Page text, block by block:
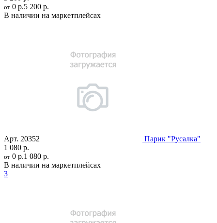
от 0 р.5 200 р.
В наличии на маркетплейсах
Арт. 20352
Парик "Русалка"
1 080 р.
от 0 р.1 080 р.
В наличии на маркетплейсах
3